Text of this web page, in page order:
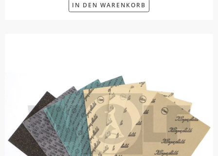
IN DEN WARENKORB